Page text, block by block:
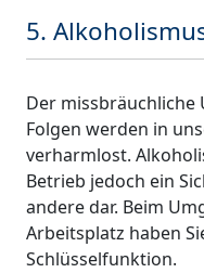
5.
Der
Folgen werden in
verharmlost.
Betrieb jedoch ein
andere dar. Beim
Arbeitsplatz haben
Schlüsselfunktion.